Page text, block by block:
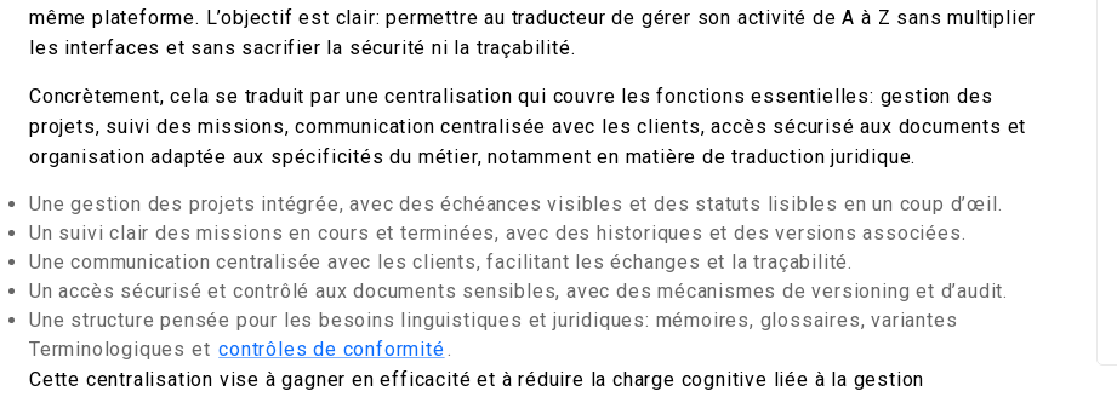
même plateforme. L’objectif est clair: permettre au traducteur de gérer son activité de A à Z sans multiplier
les interfaces et sans sacrifier la sécurité ni la traçabilité.
Concrètement, cela se traduit par une centralisation qui couvre les fonctions essentielles: gestion des
projets, suivi des missions, communication centralisée avec les clients, accès sécurisé aux documents et
organisation adaptée aux spécificités du métier, notamment en matière de traduction juridique.
Une gestion des projets intégrée, avec des échéances visibles et des statuts lisibles en un coup d’œil.
Un suivi clair des missions en cours et terminées, avec des historiques et des versions associées.
Une communication centralisée avec les clients, facilitant les échanges et la traçabilité.
Un accès sécurisé et contrôlé aux documents sensibles, avec des mécanismes de versioning et d’audit.
Une structure pensée pour les besoins linguistiques et juridiques: mémoires, glossaires, variantes
Terminologiques et contrôles de conformité.
Cette centralisation vise à gagner en efficacité et à réduire la charge cognitive liée à la gestion